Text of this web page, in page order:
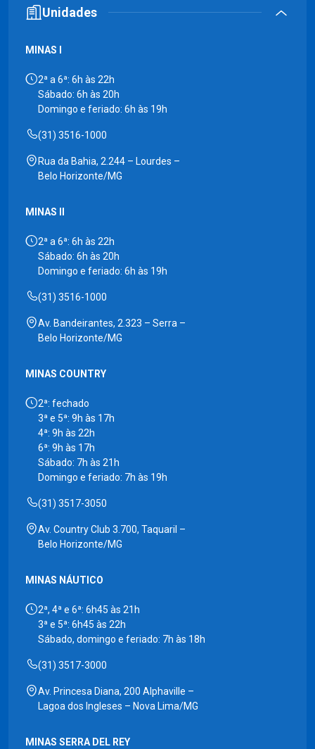
Unidades
MINAS I
2ª a 6ª: 6h às 22h
Sábado: 6h às 20h
Domingo e feriado: 6h às 19h
(31) 3516-1000
Rua da Bahia, 2.244 – Lourdes –
Belo Horizonte/MG
MINAS II
2ª a 6ª: 6h às 22h
Sábado: 6h às 20h
Domingo e feriado: 6h às 19h
(31) 3516-1000
Av. Bandeirantes, 2.323 – Serra –
Belo Horizonte/MG
MINAS COUNTRY
2ª: fechado
3ª e 5ª: 9h às 17h
4ª: 9h às 22h
6ª: 9h às 17h
Sábado: 7h às 21h
Domingo e feriado: 7h às 19h
(31) 3517-3050
Av. Country Club 3.700, Taquaril –
Belo Horizonte/MG
MINAS NÁUTICO
2ª, 4ª e 6ª: 6h45 às 21h
3ª e 5ª: 6h45 às 22h
Sábado, domingo e feriado: 7h às 18h
(31) 3517-3000
Av. Princesa Diana, 200 Alphaville –
Lagoa dos Ingleses – Nova Lima/MG
MINAS SERRA DEL REY